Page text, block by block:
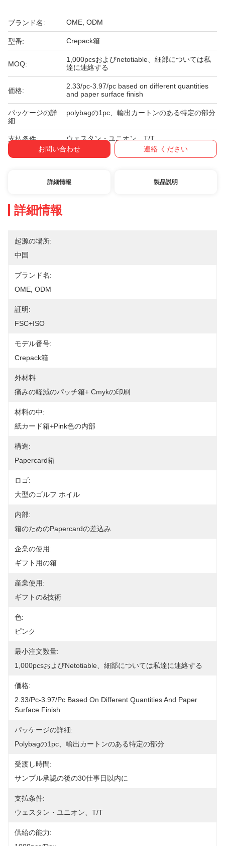
ブランド名: OME, ODM
型番: Crepack箱
MOQ:
1,000pcsおよびnetotiable、細部については私
達に連絡する
価格:
2.33/pc-3.97/pc based on different quantities
and paper surface finish
パッケージの詳
細:
polybagの1pc、輸出カートンのある特定の部分
支払条件:
ウェスタン・ユニオン、T/T
お問い合わせ
連絡 ください
詳細情報 製品説明
詳細情報
起源の場所:
中国
ブランド名:
OME, ODM
証明:
FSC+ISO
モデル番号:
Crepack箱
外材料:
痛みの軽減のパッチ箱+ Cmykの印刷
材料の中:
紙カード箱+pink色の内部
構造:
Papercard箱
ロゴ:
大型のゴルフ ホイル
内部:
箱のためのpapercardの差込み
企業の使用:
ギフト用の箱
産業使用:
ギフトの&技術
色:
ピンク
最小注文数量:
1,000pcsおよびnetotiable、細部については私達に連絡する
価格:
2.33/pc-3.97/pc Based On Different Quantities And Paper
Surface Finish
パッケージの詳細:
Polybagの1pc、輸出カートンのある特定の部分
受渡し時間:
サンプル承認の後の30仕事日以内に
支払条件:
ウェスタン・ユニオン、T/T
供給の能力: